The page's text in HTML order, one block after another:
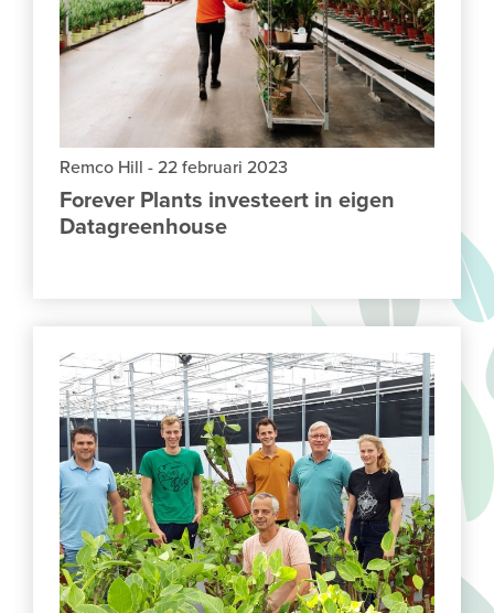
Remco Hill - 22 februari 2023
Forever Plants investeert in eigen
Datagreenhouse